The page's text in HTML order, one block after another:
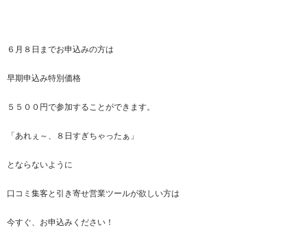
６月８日までお申込みの方は
早期申込み特別価格
５５００円で参加することができます。
「あれぇ～、８日すぎちゃったぁ」
とならないように
口コミ集客と引き寄せ営業ツールが欲しい方は
今すぐ、お申込みください！